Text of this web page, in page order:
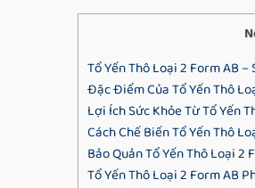
Tổ Yến Thô Loại 2 Form AB
Đặc Điểm Của Tổ Yến Thô
Lợi Ích Sức Khỏe Từ Tổ Yến
Cách Chế Biến Tổ Yến Thô
Bảo Quản Tổ Yến Thô Loại 2
Tổ Yến Thô Loại 2 Form AB